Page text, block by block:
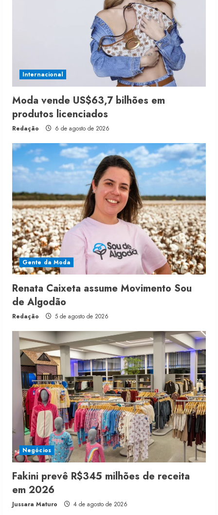
Internacional
Moda vende US$63,7 bilhões em
produtos licenciados
Redação 6 de agosto de 2026
Gente da Moda
Renata Caixeta assume Movimento Sou
de Algodão
Redação 5 de agosto de 2026
Negócios
Fakini prevê R$345 milhões de receita
em 2026
Jussara Maturo 4 de agosto de 2026